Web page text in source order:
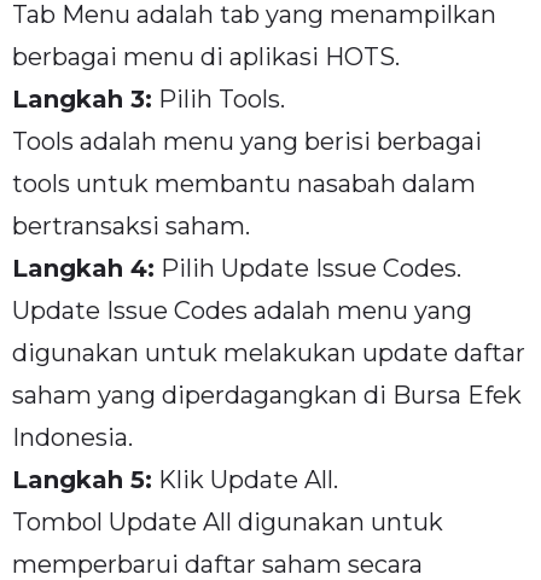
Tab Menu adalah tab yang menampilkan
berbagai menu di aplikasi HOTS.
Langkah 3: Pilih Tools.
Tools adalah menu yang berisi berbagai
tools untuk membantu nasabah dalam
bertransaksi saham.
Langkah 4: Pilih Update Issue Codes.
Update Issue Codes adalah menu yang
digunakan untuk melakukan update daftar
saham yang diperdagangkan di Bursa Efek
Indonesia.
Langkah 5: Klik Update All.
Tombol Update All digunakan untuk
memperbarui daftar saham secara